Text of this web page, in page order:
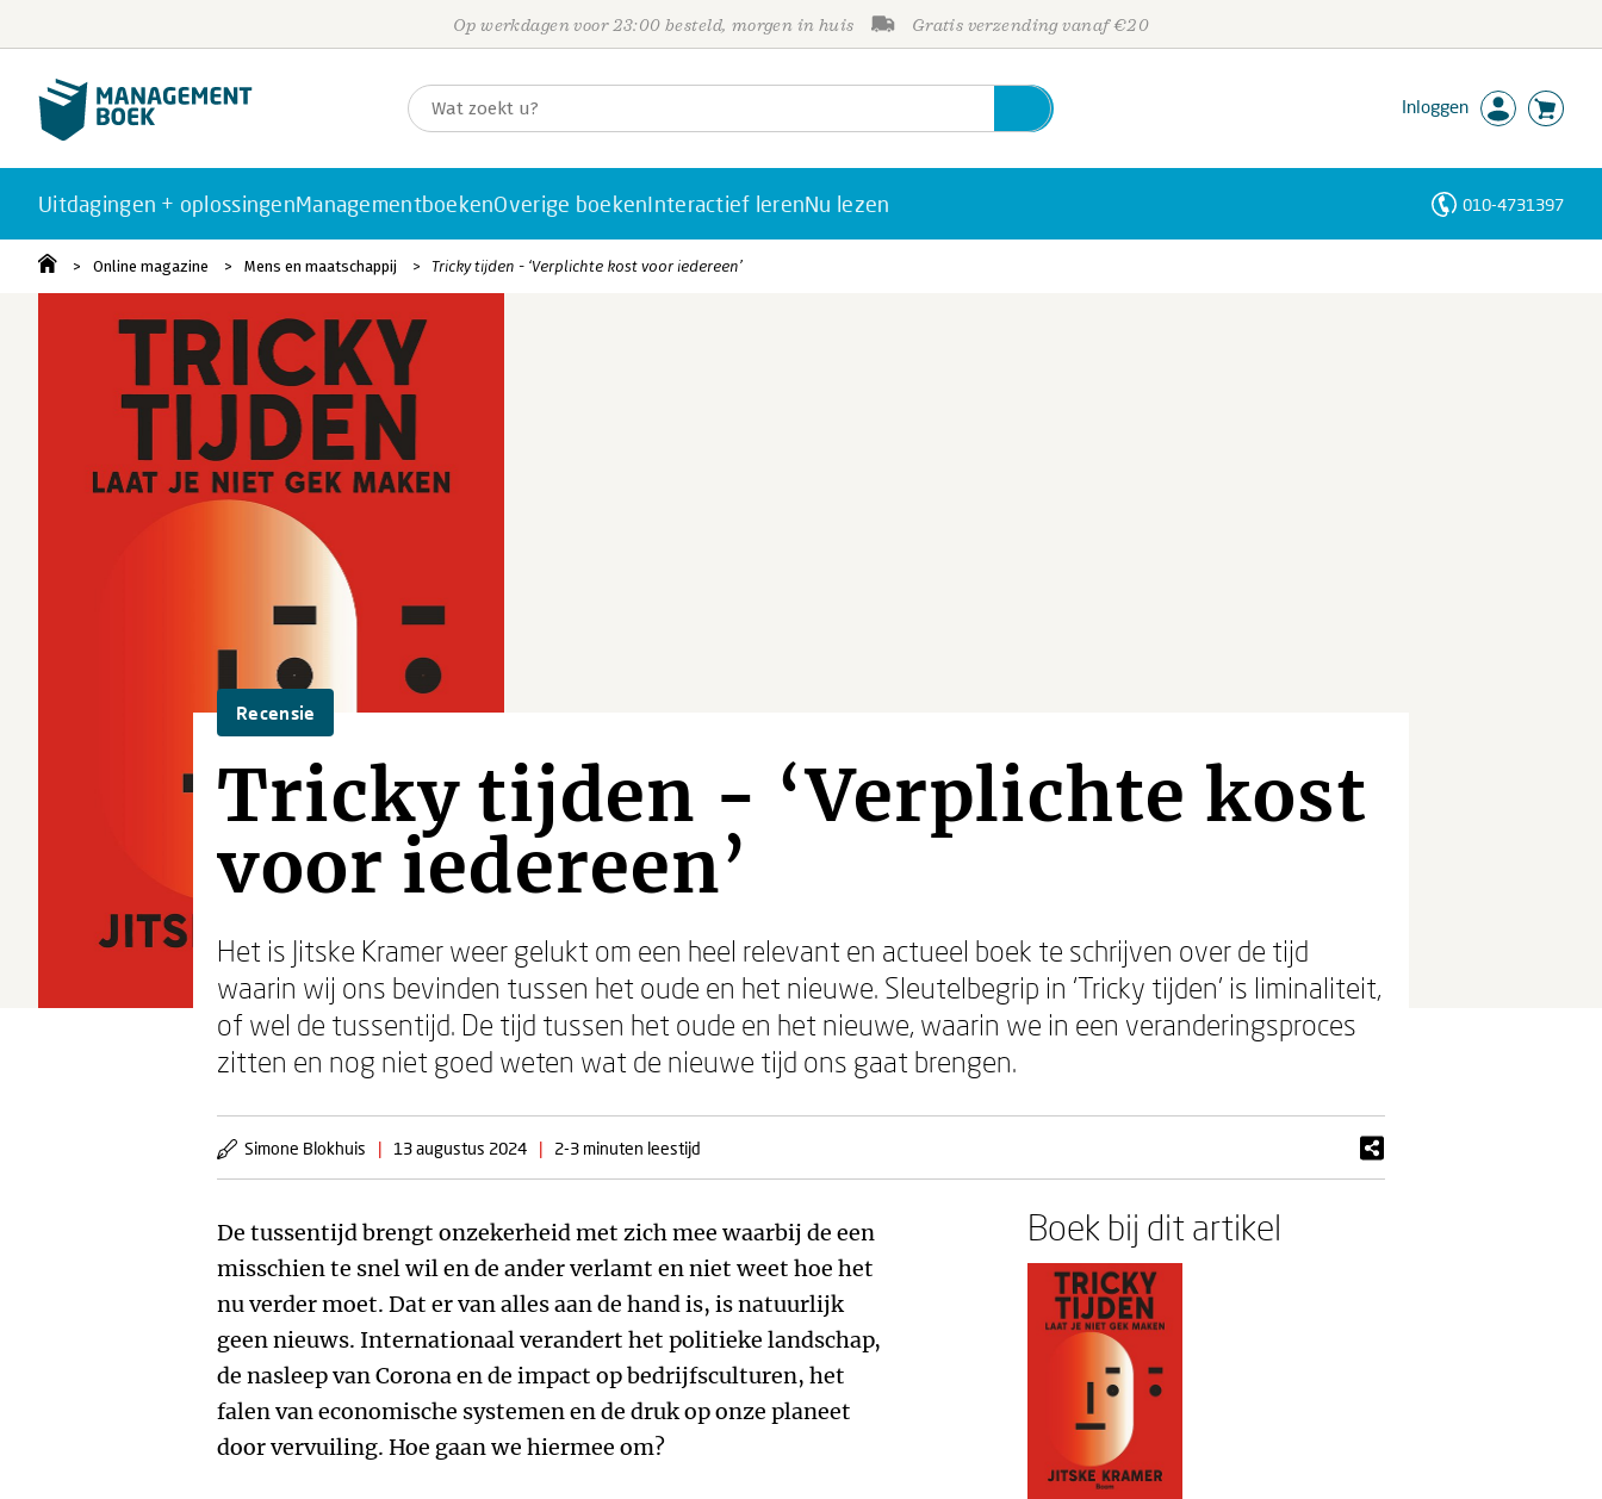
Op werkdagen voor 23:00 besteld, morgen in huis Gratis verzending vanaf €20
Inloggen
Uitdagingen + oplossingenManagementboekenOverige boekenInteractief lerenNu lezen 010-4731397
Online magazine Mens en maatschappij Tricky tijden - ‘Verplichte kost voor iedereen’
Recensie
Tricky tijden - ‘Verplichte kost
voor iedereen’
Het is Jitske Kramer weer gelukt om een heel relevant en actueel boek te schrijven over de tijd
waarin wij ons bevinden tussen het oude en het nieuwe. Sleutelbegrip in ‘Tricky tijden’ is liminaliteit,
of wel de tussentijd. De tijd tussen het oude en het nieuwe, waarin we in een veranderingsproces
zitten en nog niet goed weten wat de nieuwe tijd ons gaat brengen.
Simone Blokhuis | 13 augustus 2024 | 2-3 minuten leestijd
De tussentijd brengt onzekerheid met zich mee waarbij de een
misschien te snel wil en de ander verlamt en niet weet hoe het
nu verder moet. Dat er van alles aan de hand is, is natuurlijk
geen nieuws. Internationaal verandert het politieke landschap,
de nasleep van Corona en de impact op bedrijfsculturen, het
falen van economische systemen en de druk op onze planeet
door vervuiling. Hoe gaan we hiermee om?
Boek bij dit artikel
Personen